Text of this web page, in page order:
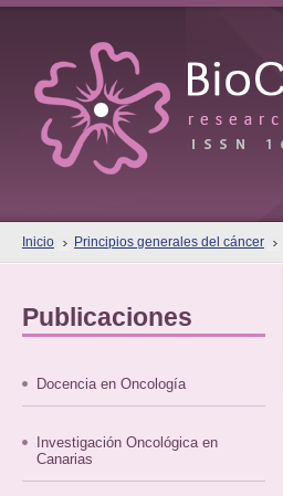
Inicio Principios generales del cáncer
Publicaciones
Docencia en Oncología
Investigación Oncológica en
Canarias